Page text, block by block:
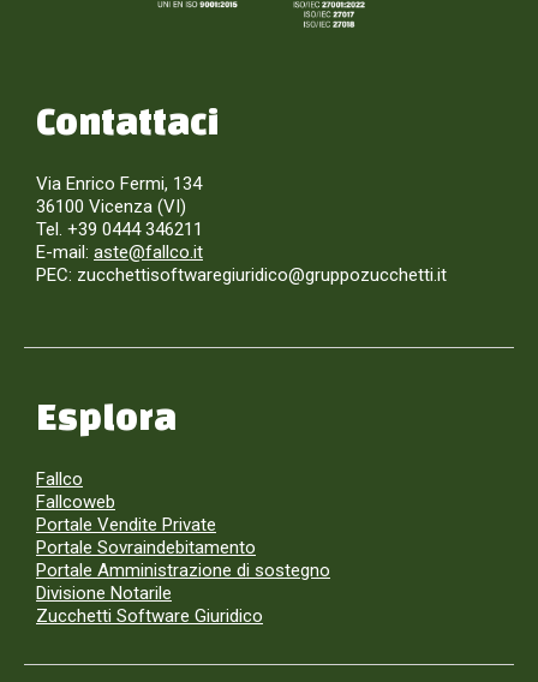
Contattaci
Via Enrico Fermi, 134
36100 Vicenza (VI)
Tel. +39 0444 346211
E-mail: aste@fallco.it
PEC: zucchettisoftwaregiuridico@gruppozucchetti.it
Esplora
Fallco
Fallcoweb
Portale Vendite Private
Portale Sovraindebitamento
Portale Amministrazione di sostegno
Divisione Notarile
Zucchetti Software Giuridico